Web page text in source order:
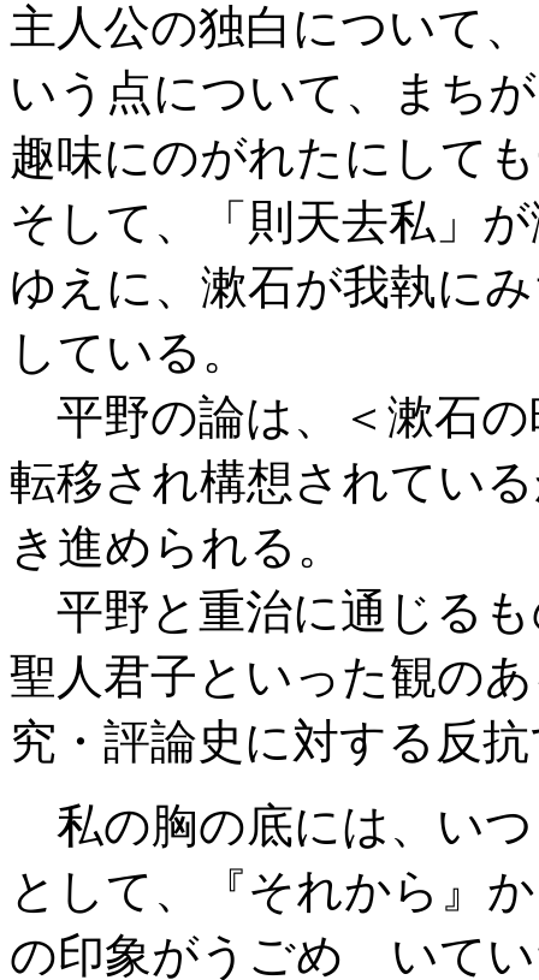
主人公の独白について
いう点について、まち
趣味にのがれたにして
そして、「則天去私」
ゆえに、漱石が我執に
している。
平野の論は、＜漱石
転移され構想されてい
き進められる。
平野と重治に通じる
聖人君子といった観の
究・評論史に対する反
私の胸の底には、い
として、『それから』
の印象がうごめ いてい